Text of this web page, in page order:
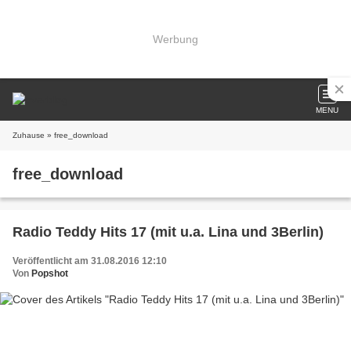
Werbung
MENU
Zuhause » free_download
free_download
Radio Teddy Hits 17 (mit u.a. Lina und 3Berlin)
Veröffentlicht am 31.08.2016 12:10
Von Popshot